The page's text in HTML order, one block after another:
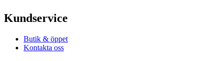
Kundservice
Butik & öppet
Kontakta oss